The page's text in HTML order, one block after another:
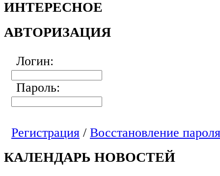
ИНТЕРЕСНОЕ
АВТОРИЗАЦИЯ
Логин:
Пароль:
Регистрация / Восстановление пароля
КАЛЕНДАРЬ НОВОСТЕЙ